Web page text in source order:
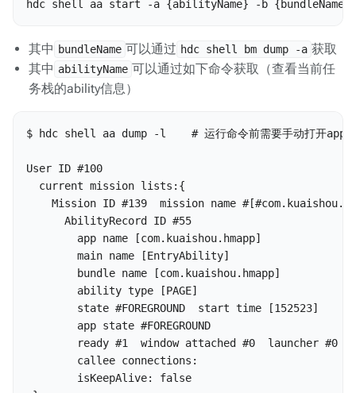
其中 bundleName 可以通过 hdc shell bm dump -a 获取
其中 abilityName 可以通过如下命令获取（查看当前任
务栈的ability信息）
$ hdc shell aa dump -l    # 运行命令前需要手动打开app
User ID #100
  current mission lists:{
Mission ID #139  mission name
      AbilityRecord ID #55
        app name [com.kuaishou.hmapp]
        main name [EntryAbility]
        bundle name [com.kuaishou.hmapp]
        ability type [PAGE]
        state #FOREGROUND  start time [152523]
        app state #FOREGROUND
        ready #1  window attached #0  launcher #0
        callee connections:
        isKeepAlive: false